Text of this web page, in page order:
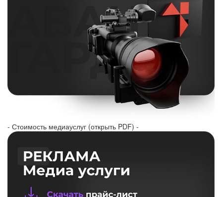
- Стоимость медиауслуг (открыть PDF) -